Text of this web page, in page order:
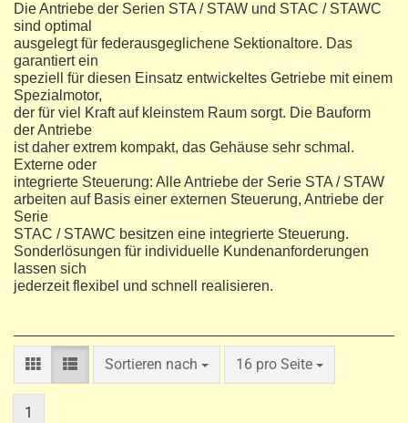
Die Antriebe der Serien STA / STAW und STAC / STAWC
sind optimal
ausgelegt für federausgeglichene Sektionaltore. Das
garantiert ein
speziell für diesen Einsatz entwickeltes Getriebe mit einem
Spezialmotor,
der für viel Kraft auf kleinstem Raum sorgt. Die Bauform
der Antriebe
ist daher extrem kompakt, das Gehäuse sehr schmal.
Externe oder
integrierte Steuerung: Alle Antriebe der Serie STA / STAW
arbeiten auf Basis einer externen Steuerung, Antriebe der
Serie
STAC / STAWC besitzen eine integrierte Steuerung.
Sonderlösungen für individuelle Kundenanforderungen
lassen sich
jederzeit flexibel und schnell realisieren.
Sortieren nach
Sortieren nach 16 pro Seite
pro Seite
1